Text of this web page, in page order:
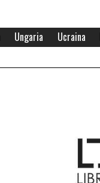
Area
Ungaria Ucraina